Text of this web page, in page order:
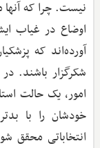
نیست. چرا که
اوضاع در غیاب
آورده‌اند که
شکرگزار باشند.
امور، یک حالت
خودشان را با
انتخاباتی محقق